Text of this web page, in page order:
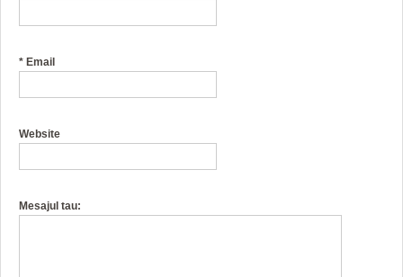
* Email
Website
Mesajul tau: